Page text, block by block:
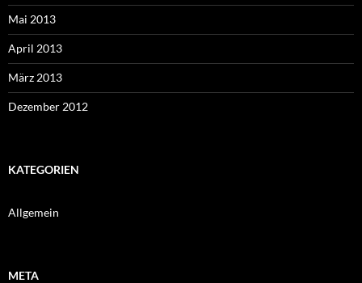
Mai 2013
April 2013
März 2013
Dezember 2012
KATEGORIEN
Allgemein
META